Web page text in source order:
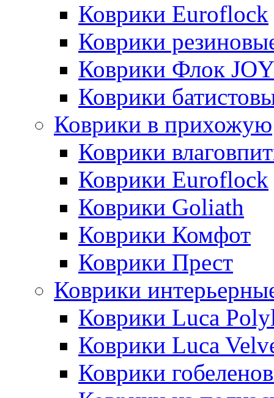
Коврики Euroflock
Коврики
Коврики Флок
Коврики
Коврики в прихожую
Коврики
Коврики Euroflock
Коврики Goliath
Коврики Комфот
Коврики Прест
Коврики
Коврики Luca
Коврики Luca
Коврики